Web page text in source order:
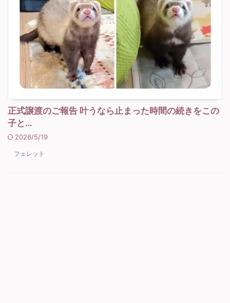
正式譲渡のご報告 叶うなら止まった時間の続きをこの
子と…
2026/5/19
フェレット